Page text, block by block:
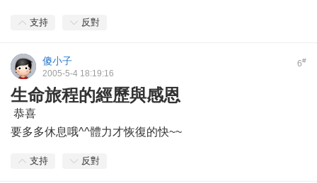
支持 反對
6#
傻小子
2005-5-4 18:19:16
生命旅程的經歷與感恩
恭喜
要多多休息哦^^體力才恢復的快~~
支持 反對